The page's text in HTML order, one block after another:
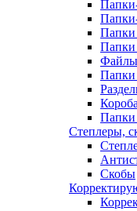
Папки
Папки
Файлы
Папки
Степлеры,
Скобы